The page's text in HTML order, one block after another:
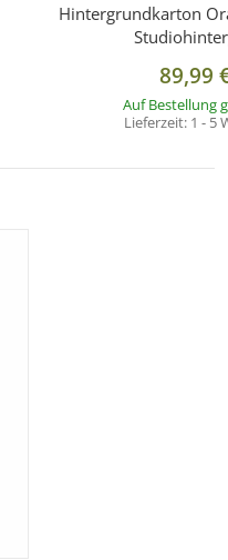
Hintergrundkarton
89,99
Auf Bestellung
Lieferzeit: 1 - 5